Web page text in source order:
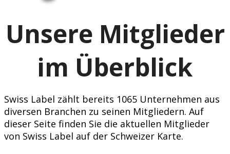
Unsere Mitglieder
im Überblick
Swiss Label zählt bereits 1065 Unternehmen aus
diversen Branchen zu seinen Mitgliedern. Auf
dieser Seite finden Sie die aktuellen Mitglieder
von Swiss Label auf der Schweizer Karte.